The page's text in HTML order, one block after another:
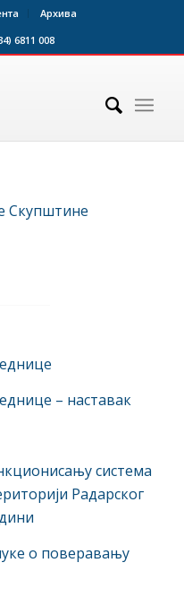
Архива
6811 008
Скупштине
– наставак
система
Радарског
о поверавању